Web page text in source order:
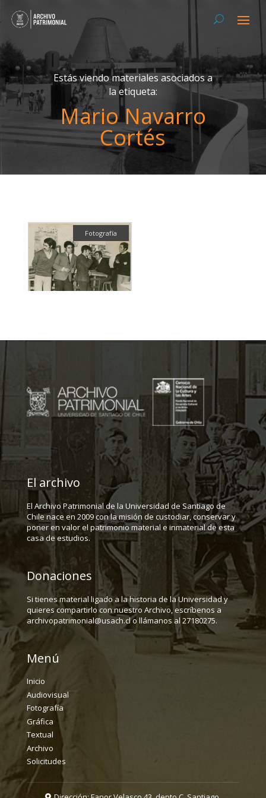
Estás viendo materiales asociados a
la etiqueta:
Mario Navarro
Cortés
Fotografía
El archivo
El Archivo Patrimonial de la Universidad de Santiago de
Chile nace en 2009 con la misión de custodiar, conservar y
poner en valor el patrimonio material e inmaterial de esta
casa de estudios.
Donaciones
Si tienes material ligado a la historia de la Universidad y
quieres compartirlo con nuestro Archivo, escríbenos a
archivopatrimonial@usach.cl o llámanos al 27180275.
Menú
Inicio
Audiovisual
Fotografía
Gráfica
Textual
Archivo
Solicitudes